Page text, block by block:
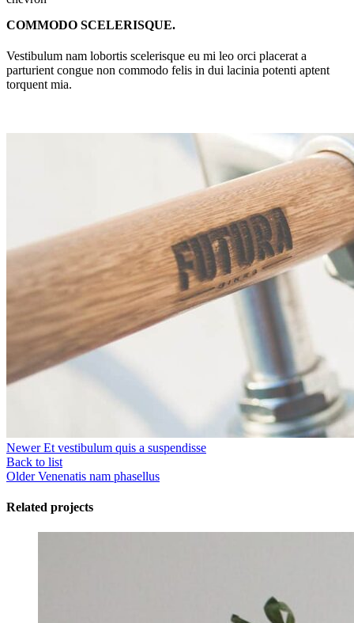
COMMODO SCELERISQUE.
Vestibulum nam lobortis scelerisque eu mi leo orci placerat a
parturient congue non commodo felis in dui lacinia potenti aptent
torquent mia.
Newer Et vestibulum quis a suspendisse
Back to list
Older Venenatis nam phasellus
Related projects